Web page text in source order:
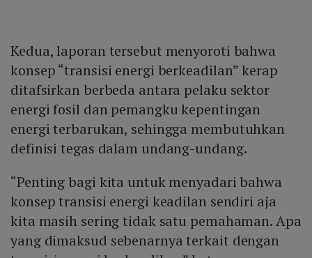
Kedua, laporan tersebut menyoroti bahwa
konsep “transisi energi berkeadilan” kerap
ditafsirkan berbeda antara pelaku sektor
energi fosil dan pemangku kepentingan
energi terbarukan, sehingga membutuhkan
definisi tegas dalam undang-undang.
“Penting bagi kita untuk menyadari bahwa
konsep transisi energi keadilan sendiri aja
kita masih sering tidak satu pemahaman. Apa
yang dimaksud sebenarnya terkait dengan